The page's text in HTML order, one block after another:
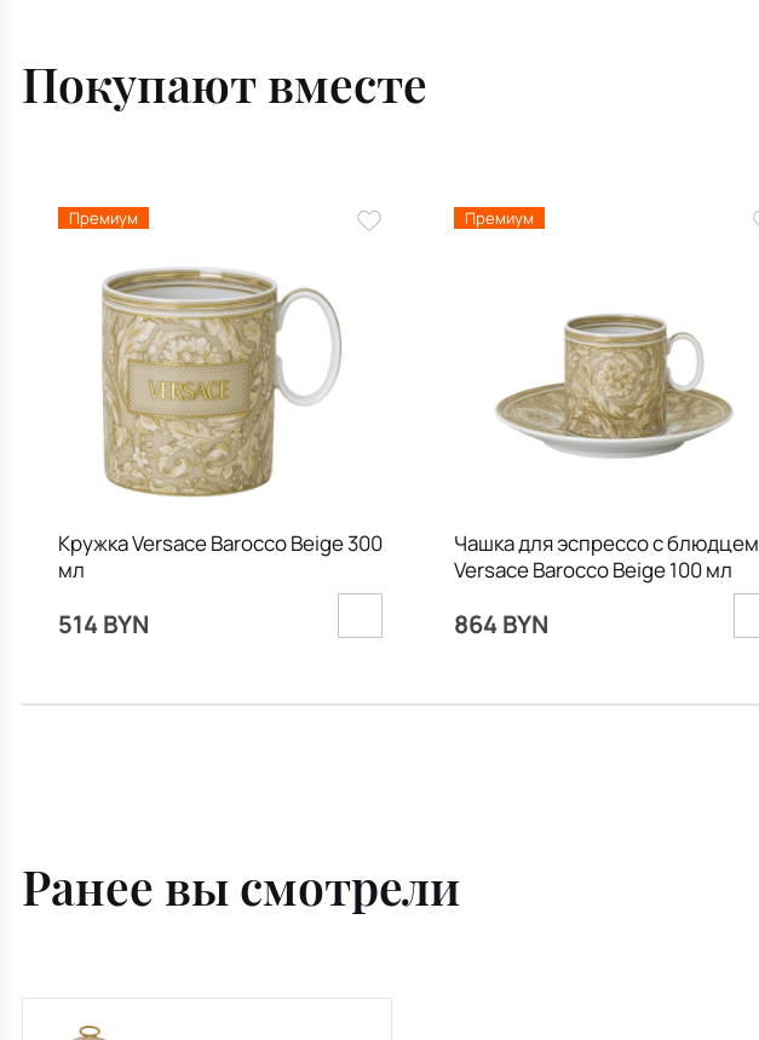
Покупают вместе
Премиум
Кружка Versace Barocco Beige 300
мл
514 BYN
Премиум
Чашка для эспрессо с блюдцем
Versace Barocco Beige 100 мл
864 BYN
Ранее вы смотрели